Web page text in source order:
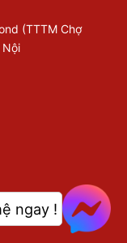
(TTTM Chợ
Nội
ngay !